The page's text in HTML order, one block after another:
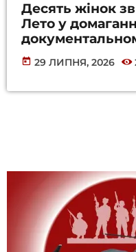
Десять жінок
Лето у
today 29 ЛИПНЯ, 2026